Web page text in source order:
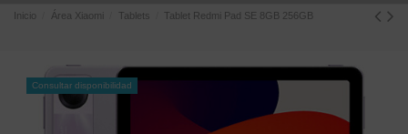
Inicio Área Xiaomi Tablets Tablet Redmi Pad SE 8GB 256GB
Consultar disponibilidad